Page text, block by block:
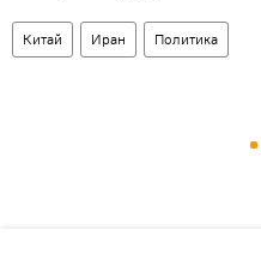
Китай Иран Политика